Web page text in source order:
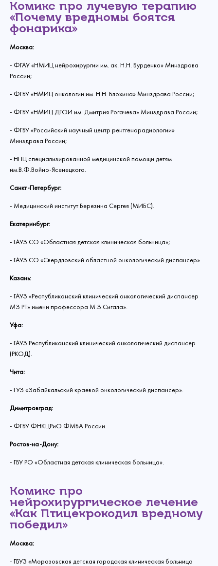
Комикс про лучевую терапию
«Почему вредномы боятся
фонарика»
Москва:
- ФГАУ «НМИЦ нейрохирургии им. ак. Н.Н. Бурденко» Минздрава
России;
- ФГБУ «НМИЦ онкологии им. Н.Н. Блохина» Минздрава России;
- ФГБУ «НМИЦ ДГОИ им. Дмитрия Рогачева» Минздрава России;
- ФГБУ «Российский научный центр рентгенорадиологии»
Минздрава России;
- НПЦ специализированной медицинской помощи детям
им.В.Ф.Войно-Ясенецкого.
Санкт-Петербург:
- Медицинский институт Березина Сергея (МИБС).
Екатеринбург:
- ГАУЗ СО «Областная детская клиническая больница»;
- ГАУЗ СО «Свердловский областной онкологический диспансер».
Казань:
- ГАУЗ «Республиканский клинический онкологический диспансер
МЗ РТ» имени профессора М.З.Сигала».
Уфа:
- ГАУЗ Республиканский клинический онкологический диспансер
(РКОД).
Чита:
- ГУЗ «Забайкальский краевой онкологический диспансер».
Димитровград:
- ФГБУ ФНКЦРиО ФМБА России.
Ростов-на-Дону:
- ГБУ РО «Областная детская клиническая больница».
Комикс про
нейрохирургическое лечение
«Как Птицекрокодил вредному
победил»
Москва:
- ГБУЗ «Морозовская детская городская клиническая больница
Спасибо!
Ваше событие со смыслом будет завершено.
Спасибо!
Ваши пожертвования отображаются в личном
Спасибо!
Ваше пожертвование поступило в Фонд!
Они получили шанс вернуться к обычной жизни
без болезни и слез!
А вас уже ждет подарок от друзей
внутри, и не забудьте поделиться новогодней
игрой с вашими близкими, друзьями и коллегами.
Забрать подарок
Регулярное
пожертвование
Сумма:
Дата следующего платежа:
Создать аккаунт
Этот сайт защищен reCAPTCHA и применяются
Есть аккаунт? Войти
Политика конфиденциальности
Войти
Войти
Введите
Вашу почту
Отправить
Есть аккаунт? Войти
Изменить пароль
Спасибо, ваше
сообщение принято.
нами
Ваш email
Даю согласие на обработку
Сделать пожертвование
Ежемесячно Разово
Выберите сумму